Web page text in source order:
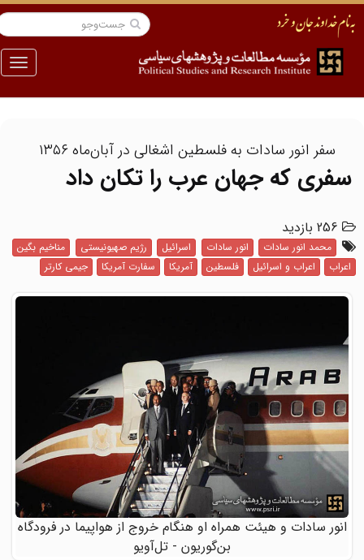
منو
سفر انور سادات به فلسطین اشغالی در آبان‌ماه ۱۳۵۶
سفری که جهان عرب را تکان داد
256 بازدید
محمد انور سادات انور سادات اسرائیل رژیم صهیونیستی
مناخیم بگین
اعراب
اعراب و اسرائیل فلسطین آمریکا سفارت آمریکا جیمی کارتر
انور سادات و هیئت همراه او هنگام خروج از هواپیما در فرودگاه
بن‌گوریون - تل‌آویو